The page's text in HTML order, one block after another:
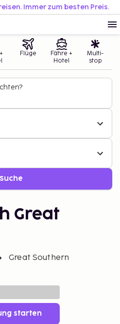
Immer zum besten Preis.
Flüge
Fähre +
Hotel
Multi-
stop
Suche
Great
Great Southern
starten